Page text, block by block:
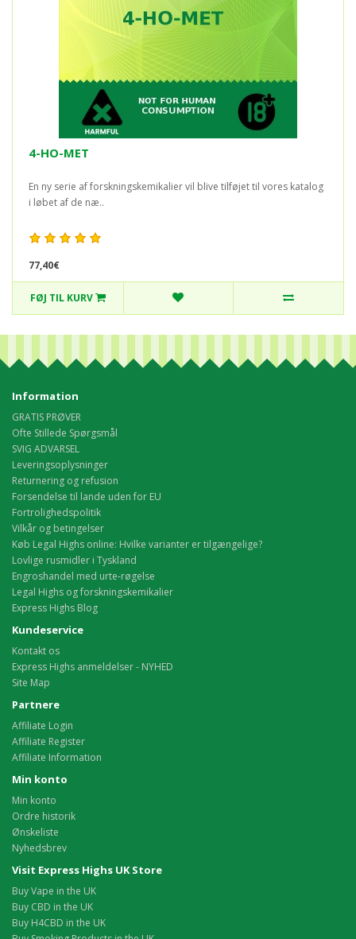
4-HO-MET
En ny serie af forskningskemikalier vil blive tilføjet til vores katalog
i løbet af de næ..
77,40€
FØJ TIL KURV
Information
GRATIS PRØVER
Ofte Stillede Spørgsmål
SVIG ADVARSEL
Leveringsoplysninger
Returnering og refusion
Forsendelse til lande uden for EU
Fortrolighedspolitik
Vilkår og betingelser
Køb Legal Highs online: Hvilke varianter er tilgængelige?
Lovlige rusmidler i Tyskland
Engroshandel med urte-røgelse
Legal Highs og forskningskemikalier
Express Highs Blog
Kundeservice
Kontakt os
Express Highs anmeldelser - NYHED
Site Map
Partnere
Affiliate Login
Affiliate Register
Affiliate Information
Min konto
Min konto
Ordre historik
Ønskeliste
Nyhedsbrev
Visit Express Highs UK Store
Buy Vape in the UK
Buy CBD in the UK
Buy H4CBD in the UK